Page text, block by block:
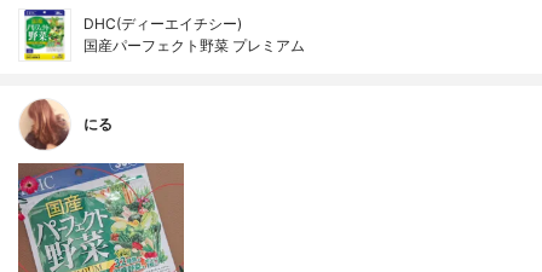
DHC(ディーエイチシー)
国産パーフェクト野菜 プレミアム
にる